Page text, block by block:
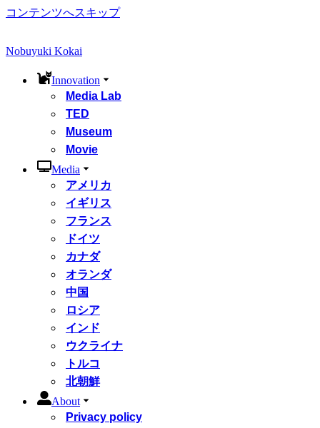
コンテンツへスキップ
Nobuyuki Kokai
Innovation
Media Lab
TED
Museum
Movie
Media
アメリカ
イギリス
フランス
ドイツ
カナダ
オランダ
中国
ロシア
インド
ウクライナ
トルコ
北朝鮮
About
Privacy policy